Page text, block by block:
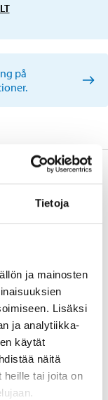
Tietoja
ja mainosten
Lisäksi
ja analytiikka-
käytät
näitä
heille tai joita on
på
medger enkel
till